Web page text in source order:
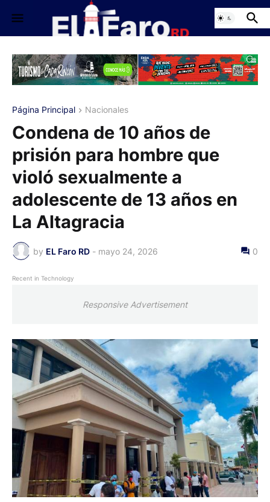
Página Principal Nacionales
Condena de 10 años de
prisión para hombre que
violó sexualmente a
adolescente de 13 años en
La Altagracia
by EL Faro RD - mayo 24, 2026 0
Recent in Technology
Responsive Advertisement